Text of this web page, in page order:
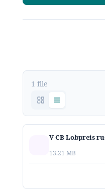
1 file
V CB Lobpreis
13.21 MB